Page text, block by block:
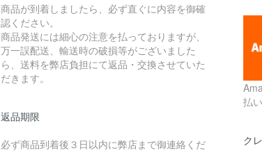
商品が到着しましたら、必ず直ぐに内容を御確
認ください。
商品発送には細心の注意を払っておりますが、
万一誤配送、輸送時の破損等がございました
ら、送料を弊店負担にて返品・交換させていた
だきます。
返品期限
必ず商品到着後３日以内に弊店まで御連絡くだ
払
ク